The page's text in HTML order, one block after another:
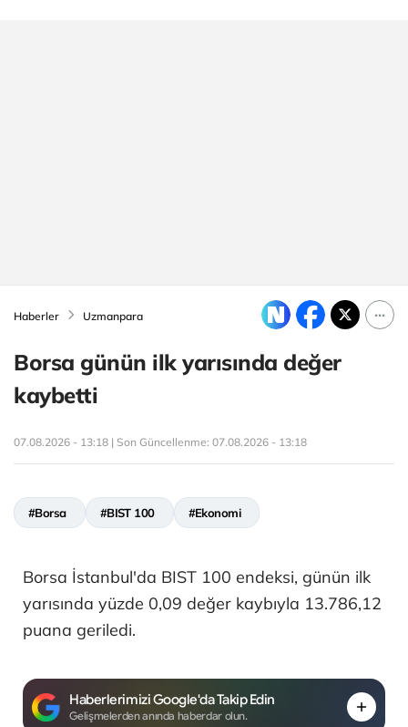
Haberler Uzmanpara
Borsa günün ilk yarısında değer
kaybetti
07.08.2026 - 13:18 | Son Güncellenme: 07.08.2026 - 13:18
#Borsa #BIST 100 #Ekonomi
Borsa İstanbul'da BIST 100 endeksi, günün ilk
yarısında yüzde 0,09 değer kaybıyla 13.786,12
puana geriledi.
Haberlerimizi Google'da Takip Edin
Gelişmelerden anında haberdar olun.